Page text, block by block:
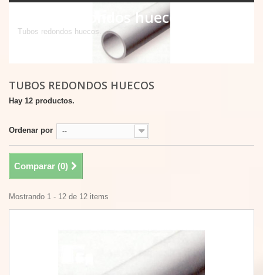
Tubos redondos huecos
Tubos redondos huecos.
TUBOS REDONDOS HUECOS
Hay 12 productos.
Ordenar por --
Comparar (0)
Mostrando 1 - 12 de 12 items